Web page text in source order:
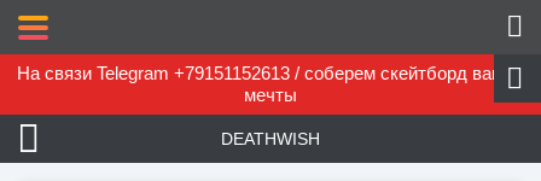
На связи Telegram +79151152613 / соберем скейтборд вашей
мечты
DEATHWISH